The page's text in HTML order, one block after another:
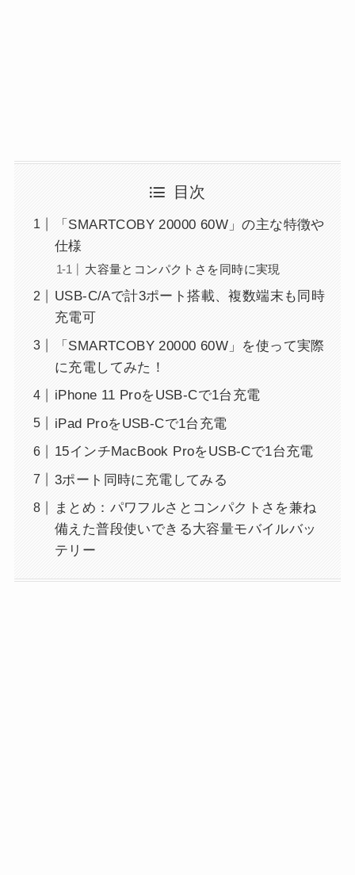
目次
「SMARTCOBY 20000 60W」の主な特徴や
仕様
大容量とコンパクトさを同時に実現
USB-C/Aで計3ポート搭載、複数端末も同時
充電可
「SMARTCOBY 20000 60W」を使って実際
に充電してみた！
iPhone 11 ProをUSB-Cで1台充電
iPad ProをUSB-Cで1台充電
15インチMacBook ProをUSB-Cで1台充電
3ポート同時に充電してみる
まとめ：パワフルさとコンパクトさを兼ね
備えた普段使いできる大容量モバイルバッ
テリー